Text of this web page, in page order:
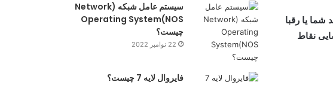
یا رقبا
نقاط
سیستم عامل شبکه (Network
Operating System(NOS
چیست؟
22 نوامبر 2022
فایروال لایه 7 چیست؟